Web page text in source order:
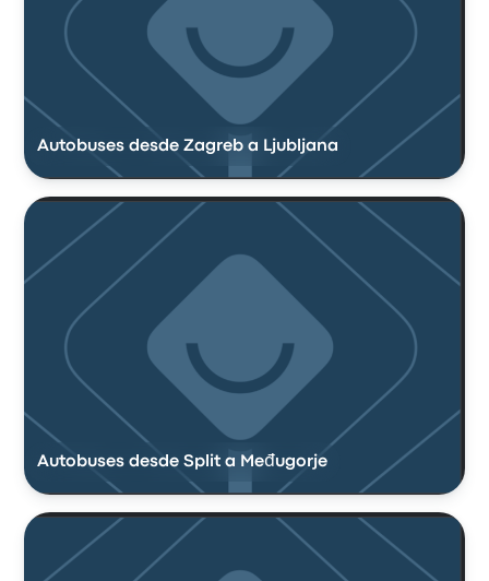
Autobuses desde Zagreb a Ljubljana
Autobuses desde Split a Međugorje